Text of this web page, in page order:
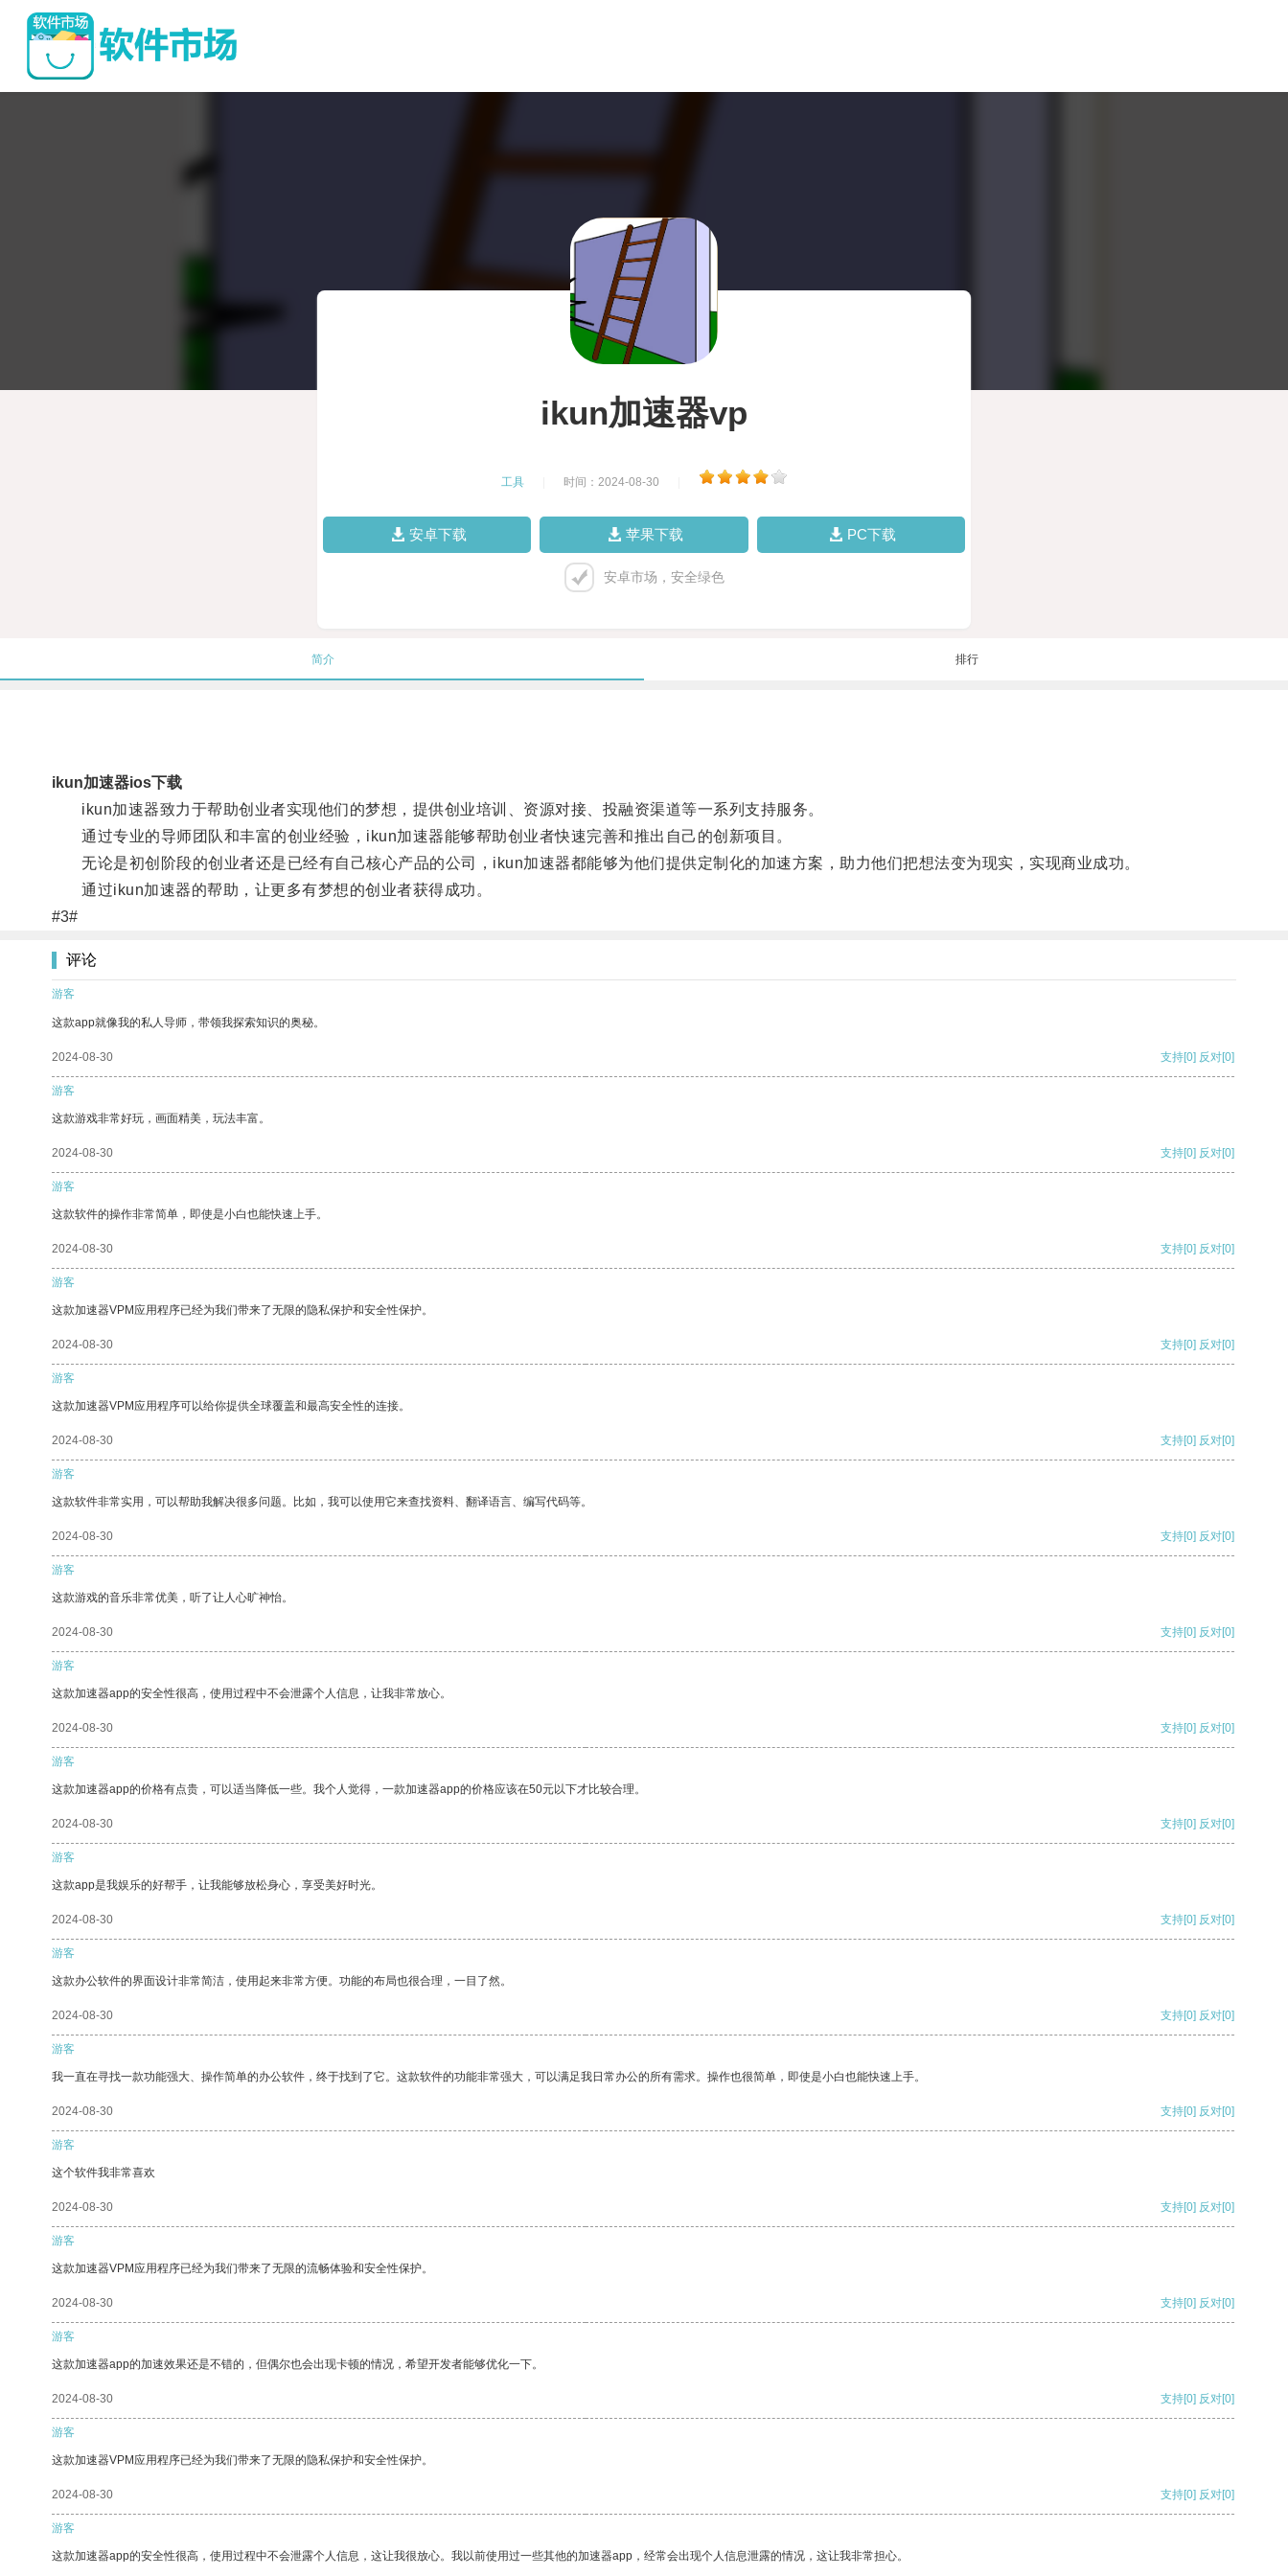
ikun加速器vp
工具 时间：2024-08-30
安卓下载 苹果下载 PC下载
安卓市场，安全绿色
简介 排行
ikun加速器ios下载
ikun加速器致力于帮助创业者实现他们的梦想，提供创业培训、资源对接、投融资渠道等一系列支持服务。
通过专业的导师团队和丰富的创业经验，ikun加速器能够帮助创业者快速完善和推出自己的创新项目。
无论是初创阶段的创业者还是已经有自己核心产品的公司，ikun加速器都能够为他们提供定制化的加速方案，助力他们把想法变为现实，实现商业成功。
通过ikun加速器的帮助，让更多有梦想的创业者获得成功。
#3#
评论
游客
这款app就像我的私人导师，带领我探索知识的奥秘。
2024-08-30 支持[0] 反对[0]
游客
这款游戏非常好玩，画面精美，玩法丰富。
2024-08-30 支持[0] 反对[0]
游客
这款软件的操作非常简单，即使是小白也能快速上手。
2024-08-30 支持[0] 反对[0]
游客
这款加速器VPM应用程序已经为我们带来了无限的隐私保护和安全性保护。
2024-08-30 支持[0] 反对[0]
游客
这款加速器VPM应用程序可以给你提供全球覆盖和最高安全性的连接。
2024-08-30 支持[0] 反对[0]
游客
这款软件非常实用，可以帮助我解决很多问题。比如，我可以使用它来查找资料、翻译语言、编写代码等。
2024-08-30 支持[0] 反对[0]
游客
这款游戏的音乐非常优美，听了让人心旷神怡。
2024-08-30 支持[0] 反对[0]
游客
这款加速器app的安全性很高，使用过程中不会泄露个人信息，让我非常放心。
2024-08-30 支持[0] 反对[0]
游客
这款加速器app的价格有点贵，可以适当降低一些。我个人觉得，一款加速器app的价格应该在50元以下才比较合理。
2024-08-30 支持[0] 反对[0]
游客
这款app是我娱乐的好帮手，让我能够放松身心，享受美好时光。
2024-08-30 支持[0] 反对[0]
游客
这款办公软件的界面设计非常简洁，使用起来非常方便。功能的布局也很合理，一目了然。
2024-08-30 支持[0] 反对[0]
游客
我一直在寻找一款功能强大、操作简单的办公软件，终于找到了它。这款软件的功能非常强大，可以满足我日常办公的所有需求。操作也很简单，即使是小白也能快速上手。
2024-08-30 支持[0] 反对[0]
游客
这个软件我非常喜欢
2024-08-30 支持[0] 反对[0]
游客
这款加速器VPM应用程序已经为我们带来了无限的流畅体验和安全性保护。
2024-08-30 支持[0] 反对[0]
游客
这款加速器app的加速效果还是不错的，但偶尔也会出现卡顿的情况，希望开发者能够优化一下。
2024-08-30 支持[0] 反对[0]
游客
这款加速器VPM应用程序已经为我们带来了无限的隐私保护和安全性保护。
2024-08-30 支持[0] 反对[0]
游客
这款加速器app的安全性很高，使用过程中不会泄露个人信息，这让我很放心。我以前使用过一些其他的加速器app，经常会出现个人信息泄露的情况，这让我非常担心。